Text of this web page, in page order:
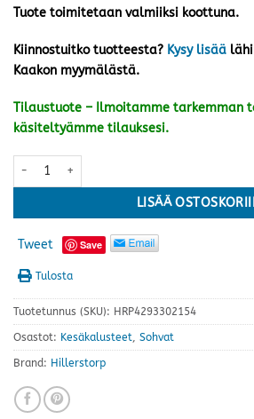
Tuote toimitetaan valmiiksi koottuna.
Kiinnostuitko tuotteesta? Kysy lisää
Kaakon myymälästä.
Tilaustuote – Ilmoitamme tarkemman
käsiteltyämme tilauksesi.
Himmelsnäs 2-istuttava sohva, harmaa/
LISÄÄ
Tweet Save
Tulosta
Tuotetunnus (SKU): HRP4293302154
Osastot: Kesäkalusteet, Sohvat
Brand: Hillerstorp